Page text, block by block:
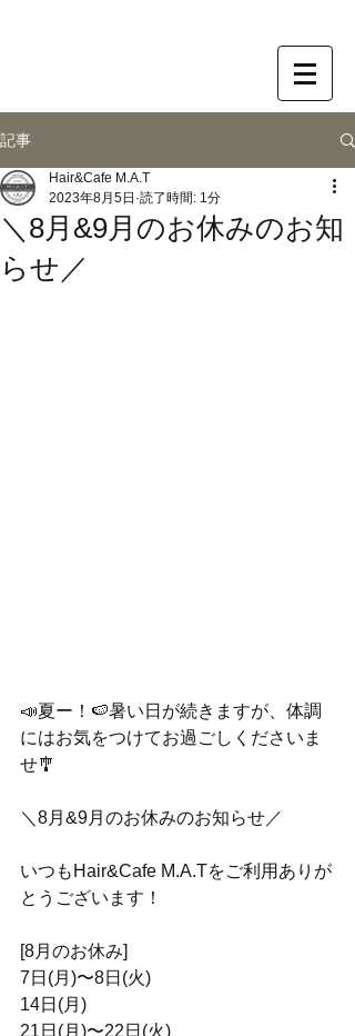
記事
＼8月&9月のお休みのお知
らせ／
Hair&Cafe M.A.T
2023年8月5日 読了時間: 1分
📣夏ー！🍉暑い日が続きますが、体調
にはお気をつけてお過ごしくださいま
せ🎐
＼8月&9月のお休みのお知らせ／
いつもHair&Cafe M.A.Tをご利用ありが
とうございます！
[8月のお休み]
7日(月)〜8日(火)
14日(月)
21日(月)〜22日(火)